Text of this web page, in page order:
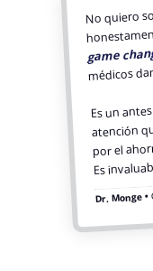
No quiero
game
médicos
Es un
atención
por el
Es
Dr. Monge •